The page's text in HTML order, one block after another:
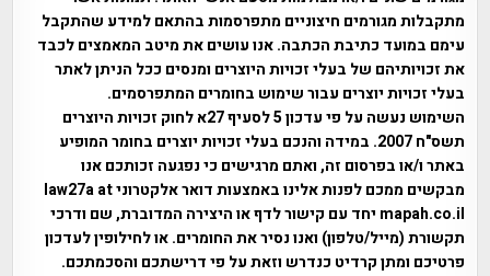
מתקבלות מגורמים חיצוניים מתפרסמות בהתאם למידע שהתקבל
עימם במועד כתיבת הכתבה. אנו עושים את מיטב המאמצים לכבד
את זכויותיהם של בעלי זכויות היוצרים ומנסים ככל הניתן לאתר
בעלי זכויות יוצרים עבור שימוש בחומרים המתפרסמים.
השימוש נעשה על פי עדכון 5 לסעיף 27א לחוק זכויות היוצרים
תשס"ח 2007. במידה והנכם בעלי זכויות יוצרים בחומר המופיע
באתר ו/או בפרסום זה, ואתם מרגישים כי נפגעה זכותכם אנו
מבקשים ממכם לפנות אלינו באמצעות דואר אלקטרוני law27a at
mapah.co.il יחד עם קישור לדף או היצירה המדוברת, שם ודרכי
תקשורת (מייל/טלפון) ואנו נסיר את החומרים. או לחילופין לעדכון
פרטיכם ומתן קרדיט כנדרש וזאת על פי דרישתכם והסכמתכם.